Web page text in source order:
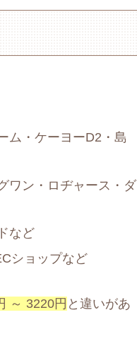
ム・ケーヨーD2・島
ワン・ロヂャース・ダ
など
ショップなど
～ 3220円 と違いがあ